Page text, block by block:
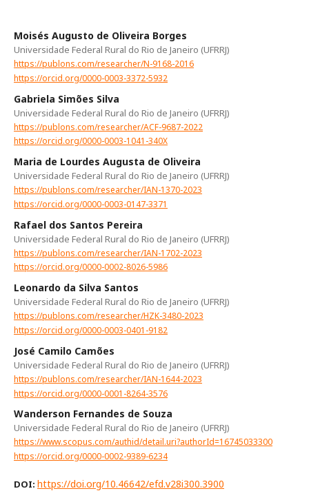
Moisés Augusto de Oliveira Borges
Universidade Federal Rural do Rio de Janeiro (UFRRJ)
https://publons.com/researcher/N-9168-2016
https://orcid.org/0000-0003-3372-5932
Gabriela Simões Silva
Universidade Federal Rural do Rio de Janeiro (UFRRJ)
https://publons.com/researcher/ACF-9687-2022
https://orcid.org/0000-0003-1041-340X
Maria de Lourdes Augusta de Oliveira
Universidade Federal Rural do Rio de Janeiro (UFRRJ)
https://publons.com/researcher/IAN-1370-2023
https://orcid.org/0000-0003-0147-3371
Rafael dos Santos Pereira
Universidade Federal Rural do Rio de Janeiro (UFRRJ)
https://publons.com/researcher/IAN-1702-2023
https://orcid.org/0000-0002-8026-5986
Leonardo da Silva Santos
Universidade Federal Rural do Rio de Janeiro (UFRRJ)
https://publons.com/researcher/HZK-3480-2023
https://orcid.org/0000-0003-0401-9182
José Camilo Camões
Universidade Federal Rural do Rio de Janeiro (UFRRJ)
https://publons.com/researcher/IAN-1644-2023
https://orcid.org/0000-0001-8264-3576
Wanderson Fernandes de Souza
Universidade Federal Rural do Rio de Janeiro (UFRRJ)
https://www.scopus.com/authid/detail.uri?authorId=16745033300
https://orcid.org/0000-0002-9389-6234
DOI: https://doi.org/10.46642/efd.v28i300.3900